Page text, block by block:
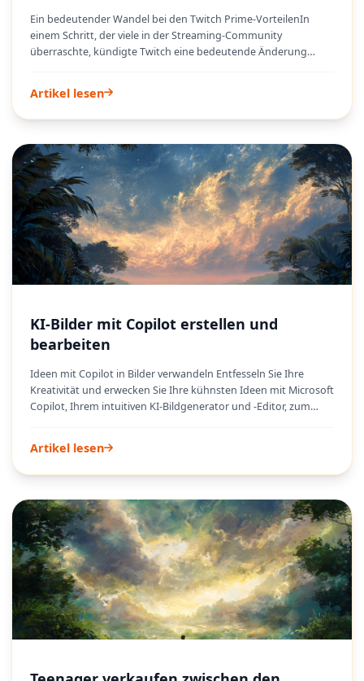
Ein bedeutender Wandel bei den Twitch Prime-VorteilenIn
einem Schritt, der viele in der Streaming-Community
überraschte, kündigte Twitch eine bedeutende Änderung
nicht mehr den Vorteil des universellen werbefreien Streamens
erhalten. Diese Änderung stellte eine bemerkenswerte Abkehr
Einführung im Jahr 2016 zu einer überzeugenden
Abonnementoption gemacht hatten. Für bestehende
Mitglieder erfolgte die Umstellung etwas gestaffelter:
Monatliche Abonnenten behielten das werbefreie Streamen bis
zum 15. Oktober 2018. Personen mit einem Jahresabonnement
oder die vor der Septemberfrist auf einen Jahresplan
umgestiegen waren, konnten die ununterbrochenen Streams
bis zur nächsten Verlängerung genießen. Diese Entscheidung
signalisierte eine strategische Neuausrichtung der Plattform,
Artikel lesen
KI-Bilder mit Copilot erstellen und
bearbeiten
Ideen mit Copilot in Bilder verwandeln Entfesseln Sie Ihre
Kreativität und erwecken Sie Ihre kühnsten Ideen mit Microsoft
Copilot, Ihrem intuitiven KI-Bildgenerator und -Editor, zum
einen optimierten Workflow sucht, Copilot bietet eine
leistungsstarke und dennoch zugängliche Plattform zum
komplexer Software und steiler Lernkurven; Copilot ermöglicht
es Ihnen, atemberaubende Bilder aus einfachen
Textaufforderungen zu generieren und macht die KI-
Bilderstellung für jedermann zur alltäglichen Möglichkeit.
Artikel lesen